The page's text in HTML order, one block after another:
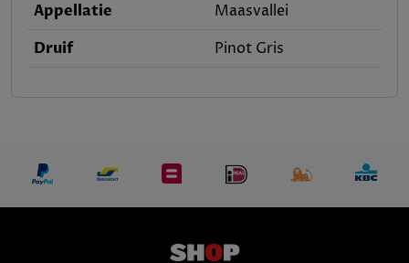
Appellatie
Maasvallei
Druif
Pinot Gris